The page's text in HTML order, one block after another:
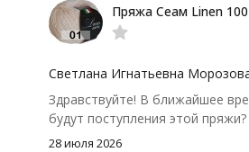
тусклее. Единственный нюанс -
моточки маленькие, расход
чуть-чуть не хватило))
Пряжа Сеам Linen 100
Светлана Игнатьевна
Здравствуйте! В ближайшее
будут поступления этой пряжи?
28 июля 2026